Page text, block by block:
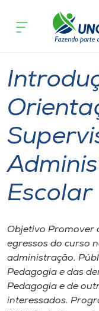
Cursos
Pesquisa
Atendimento ao
Portal de Ensino
I.nova
acontece
Escolar
Objetivo Promover
egressos do curso
administração.
Pedagogia e das
Pedagogia e de
interessados.